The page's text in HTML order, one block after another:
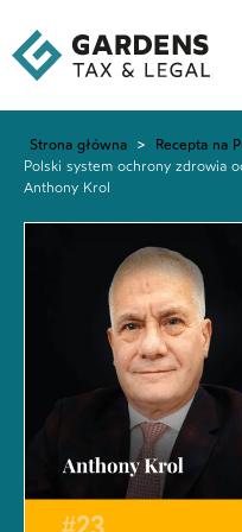
Strona główna > Recepta na
Polski system ochrony zdrowia
Anthony Krol